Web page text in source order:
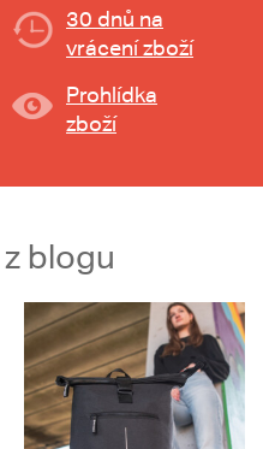
30 dnů na
vrácení zboží
Prohlídka
zboží
blogu